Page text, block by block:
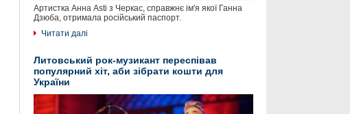
Артистка Анна Asti з Черкас, справжнє ім'я якої Ганна
Дзюба, отримала російський паспорт.
Читати далі
Литовський рок-музикант переспівав
популярний хіт, аби зібрати кошти для
України